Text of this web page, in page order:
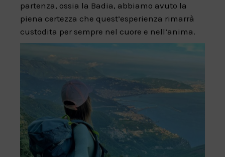
partenza, ossia la Badia, abbiamo avuto la
piena certezza che quest’esperienza rimarrà
custodita per sempre nel cuore e nell’anima.